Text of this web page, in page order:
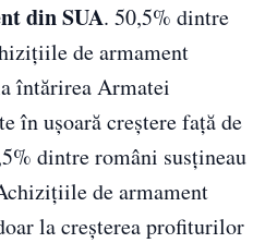
din SUA. 50,5% dintre
de armament
întărirea Armatei
în ușoară creștere față de
dintre români susțineau
de armament
la creșterea profiturilor